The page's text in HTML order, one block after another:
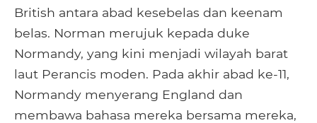
British antara abad kesebelas dan keenam
belas. Norman merujuk kepada duke
Normandy, yang kini menjadi wilayah barat
laut Perancis moden. Pada akhir abad ke-11,
Normandy menyerang England dan
membawa bahasa mereka bersama mereka,